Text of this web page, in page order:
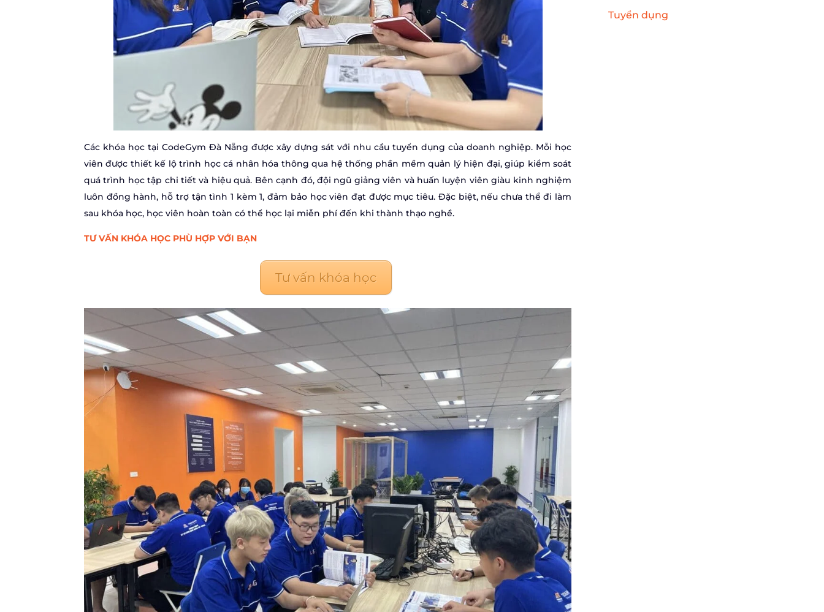
Các khóa học tại CodeGym Đà Nẵng được xây dựng sát với nhu cầu tuyển dụng của doanh nghiệp. Mỗi học
viên được thiết kế lộ trình học cá nhân hóa thông qua hệ thống phần mềm quản lý hiện đại, giúp kiểm soát
quá trình học tập chi tiết và hiệu quả. Bên cạnh đó, đội ngũ giảng viên và huấn luyện viên giàu kinh nghiệm
luôn đồng hành, hỗ trợ tận tình 1 kèm 1, đảm bảo học viên đạt được mục tiêu. Đặc biệt, nếu chưa thể đi làm
sau khóa học, học viên hoàn toàn có thể học lại miễn phí đến khi thành thạo nghề.
TƯ VẤN KHÓA HỌC PHÙ HỢP VỚI BẠN
Tư vấn khóa học
Tuyển dụng